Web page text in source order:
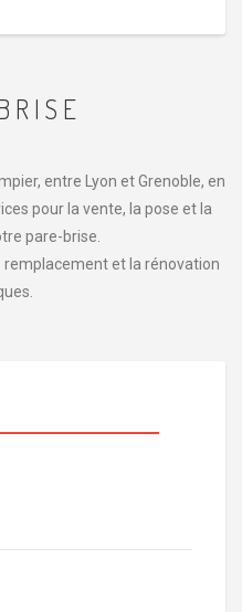
entre Lyon et Grenoble, en
pour la vente, la pose et la
pare-brise.
et la rénovation